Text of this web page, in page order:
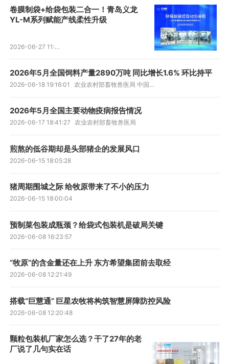
卷膜制袋+给袋包装二合一！青岛义龙
YL-M系列赋能产线柔性升级
2026-06-27 11:34:38
2026年5月全国饲料产量2890万吨 同比增长1.6% 环比持平
2026-06-18 19:16:01 农业农村部畜牧兽医局 中国饲料工业协会
2026年5月全国主要动物疫病报告情况
2026-06-17 18:41:27 农业农村部畜牧兽医局
煎熬的低谷期却是头部猪企的发展风口
2026-06-15 18:05:28
猪周期围城之际 给牧原带来了不小的压力
2026-06-15 18:00:04
预制菜包装成瓶颈？给袋式包装机是破局关键
2026-06-08 16:23:57
“牧原”的含金量还在上升 东方希望集团前去取经
2026-06-08 12:21:49
搭载“巨慧通” 巨星农牧将构筑智慧屏障防控风险
2026-06-08 12:20:48
颗粒包装机厂家怎么选？干了27年的老
厂说了几句实在话